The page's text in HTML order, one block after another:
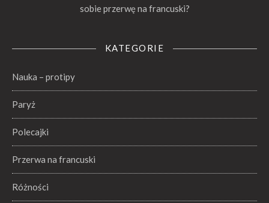
sobie przerwę na francuski?
KATEGORIE
Nauka – protipy
Paryż
Polecajki
Przerwa na francuski
Różności